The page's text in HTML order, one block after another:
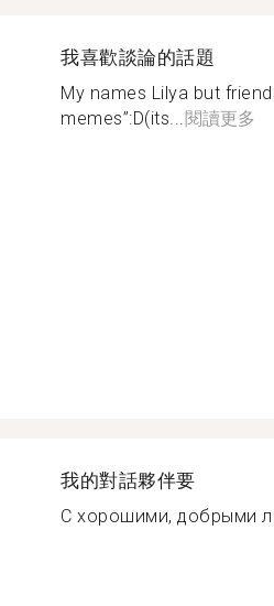
我喜歡談論的話題
My names Lilya but
memes”:D(its...閱讀更多
我的對話夥伴要
С хорошими, добрыми